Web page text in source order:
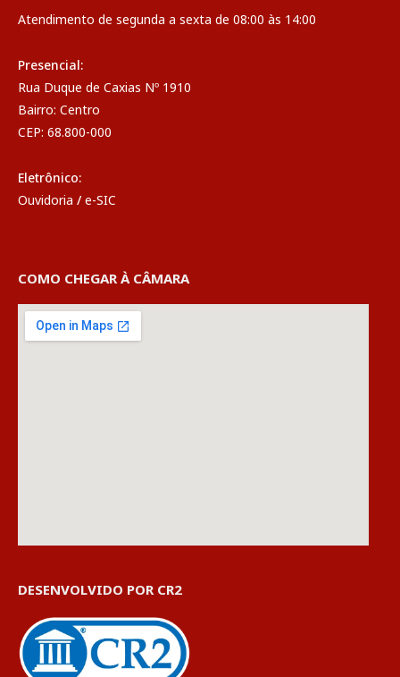
Atendimento de segunda a sexta de 08:00 às 14:00
Presencial:
Rua Duque de Caxias Nº 1910
Bairro: Centro
CEP: 68.800-000
Eletrônico:
Ouvidoria / e-SIC
COMO CHEGAR À CÂMARA
DESENVOLVIDO POR CR2